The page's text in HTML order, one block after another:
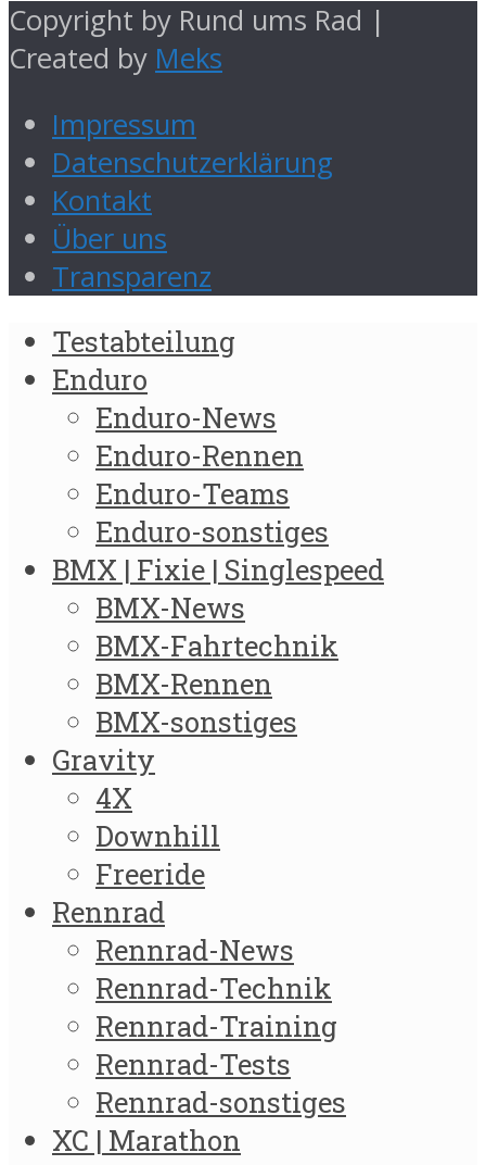
Copyright by Rund ums Rad |
Created by Meks
Impressum
Datenschutzerklärung
Kontakt
Über uns
Transparenz
Testabteilung
Enduro
Enduro-News
Enduro-Rennen
Enduro-Teams
Enduro-sonstiges
BMX | Fixie | Singlespeed
BMX-News
BMX-Fahrtechnik
BMX-Rennen
BMX-sonstiges
Gravity
4X
Downhill
Freeride
Rennrad
Rennrad-News
Rennrad-Technik
Rennrad-Training
Rennrad-Tests
Rennrad-sonstiges
XC | Marathon